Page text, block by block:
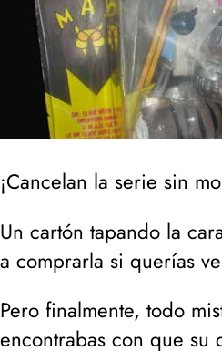
¡Cancelan la serie sin
Un cartón tapando la
a comprarla si querías
Pero finalmente, todo
encontrabas con que su